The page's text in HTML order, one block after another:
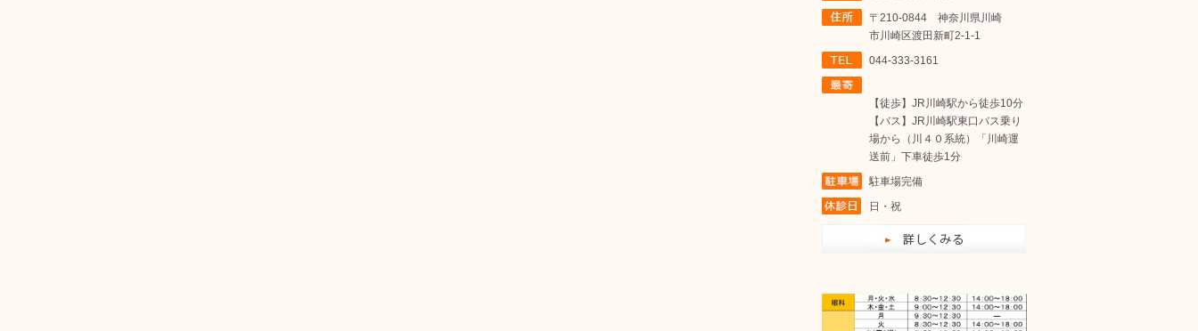
〒210-0844 神奈川県川崎
市川崎区渡田新町2-1-1
044-333-3161
【徒歩】JR川崎駅から徒歩10分
【バス】JR川崎駅東口バス乗り
場から（川４０系統）「川崎運
送前」下車徒歩1分
駐車場完備
日・祝